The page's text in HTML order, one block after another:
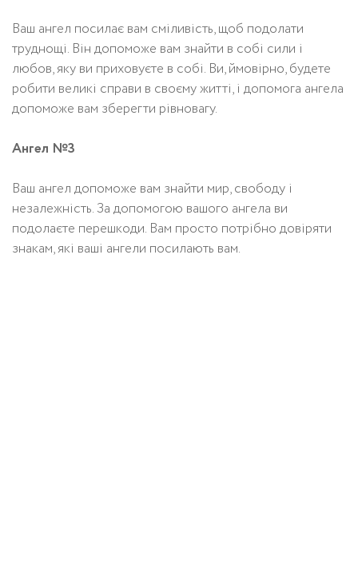
Ваш ангел посилає вам сміливість, щоб подолати
труднощі. Він допоможе вам знайти в собі сили і
любов, яку ви приховуєте в собі. Ви, ймовірно, будете
робити великі справи в своєму житті, і допомога ангела
допоможе вам зберегти рівновагу.
Ангел №3
Ваш ангел допоможе вам знайти мир, свободу і
незалежність. За допомогою вашого ангела ви
подолаєте перешкоди. Вам просто потрібно довіряти
знакам, які ваші ангели посилають вам.